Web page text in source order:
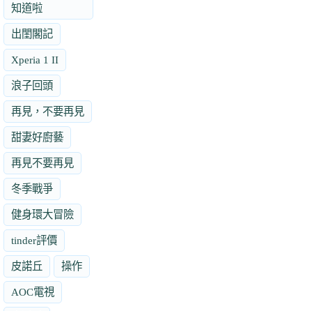
知道啦
出閨閣記
Xperia 1 II
浪子回頭
再見，不要再見
甜妻好廚藝
再見不要再見
冬季戰爭
健身環大冒險
tinder評價
皮諾丘 操作
AOC電視